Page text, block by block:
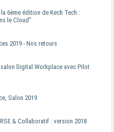
6ème édition de Kech Tech :
le Cloud"
2019 - Nos retours
Digital Workplace avec Pilot
Salon 2019
& Collaboratif : version 2018